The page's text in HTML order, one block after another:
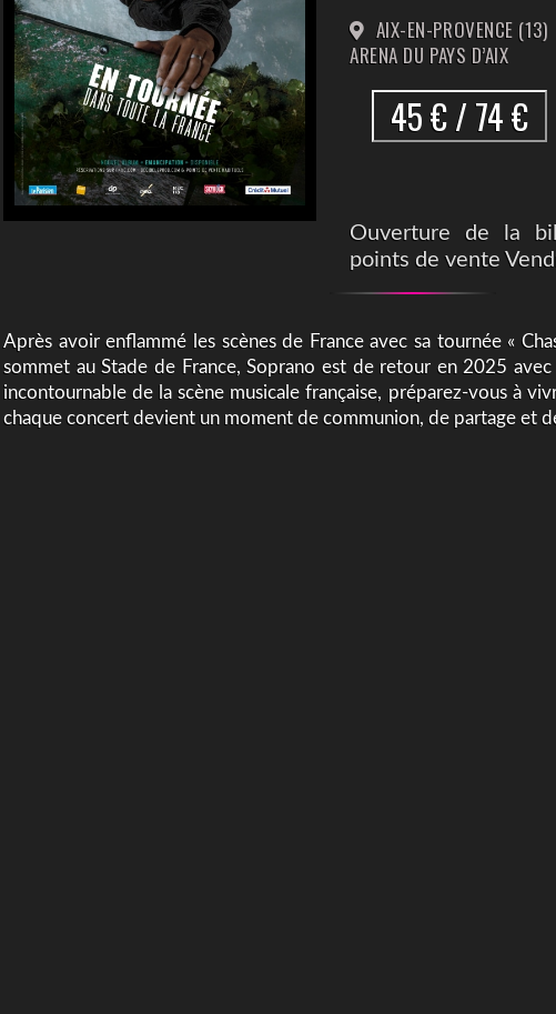
AIX-EN-PROVENCE (13)
ARENA DU PAYS D’AIX
45 € / 74 €
Ouverture de la
points de vente
Après avoir enflammé les scènes de France avec sa tournée «
sommet au Stade de France, Soprano est de retour en 2025
incontournable de la scène musicale française, préparez-vous à
chaque concert devient un moment de communion, de partage et